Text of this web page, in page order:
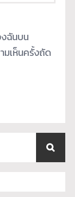
ฉันบน
มเห็นครั้งถัด